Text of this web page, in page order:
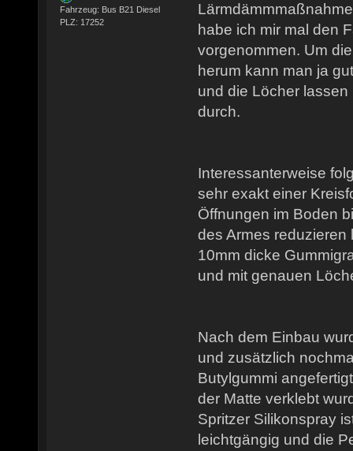
Fahrzeug: Bus B21 Diesel
PLZ: 17252
habe ich mir mal den
vorgenommen. Um
herum kann man ja
und die Löcher
durch.
Interessanterweise
sehr exakt einer
Öffnungen im Boden
des Armes reduzieren
10mm dicke
und mit genauen
Nach dem Einbau
und zusätzlich
Butylgummi
der Matte verklebt
Spritzer Silikonspray
leichtgängig und die